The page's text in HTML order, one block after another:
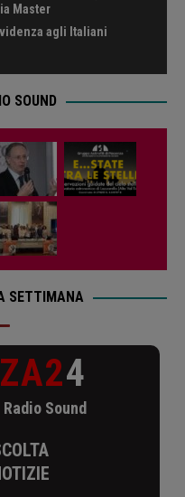
Master
agli Italiani
SOUND
SETTIMANA
4
Sound